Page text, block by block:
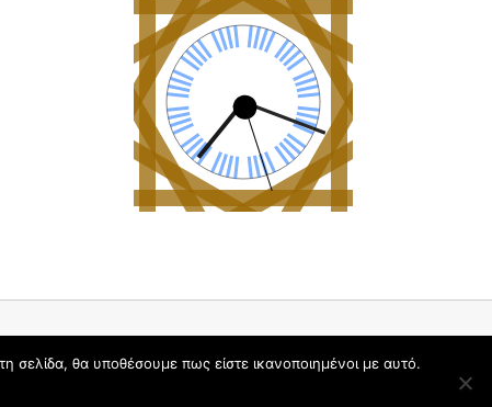
σελίδα, θα υποθέσουμε πως είστε ικανοποιημένοι με αυτό.